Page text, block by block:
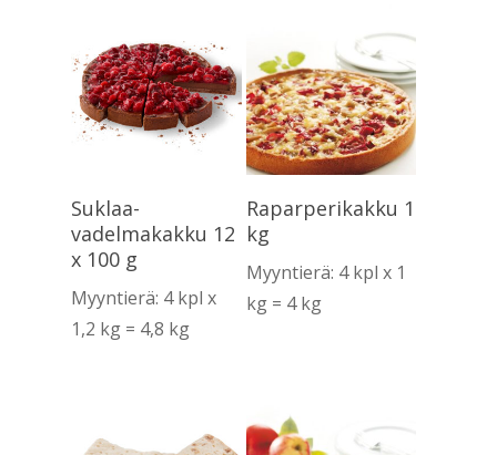
Suklaa-
vadelmakakku 12
x 100 g
Myyntierä: 4 kpl x
1,2 kg = 4,8 kg
Lue Lisää
Raparperikakku 1
kg
Myyntierä: 4 kpl x 1
kg = 4 kg